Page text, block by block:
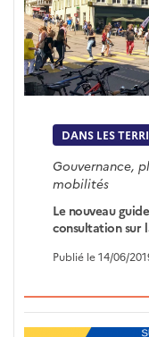
DANS LES
Gouvernance,
mobilités
Le nouveau
consultation sur
Publié le 14/06/